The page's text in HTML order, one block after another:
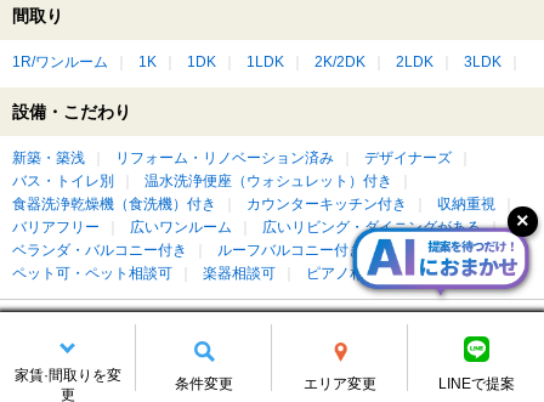
家賃·間取りを変
更
条件変更 エリア変更 LINEで提案
間取り
1R/ワンルーム 1K 1DK 1LDK 2K/2DK 2LDK 3LDK
設備・こだわり
新築・築浅 リフォーム・リノベーション済み
デザイナーズ
バス・トイレ別
温水洗浄便座（ウォシュレット）付き
食器洗浄乾燥機（食洗機）付き
カウンターキッチン付き
収納重視
バリアフリー
広いワンルーム
広いリビング・ダイニングがある
ベランダ・バルコニー付き
ルーフバルコニー付き
屋上付き
ペット可・ペット相談可
楽器相談可 ピアノ相談可 DIY可
もっと見る
北斗市の賃貸物件を建物種別に絞って探す